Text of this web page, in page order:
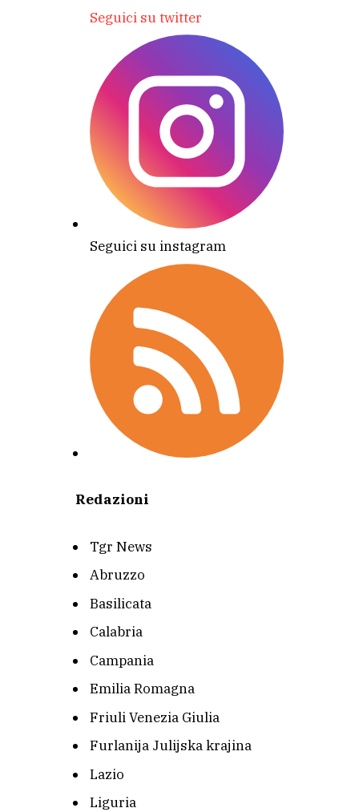
Seguici su twitter
Seguici su instagram
Redazioni
Tgr News
Abruzzo
Basilicata
Calabria
Campania
Emilia Romagna
Friuli Venezia Giulia
Furlanija Julijska krajina
Lazio
Liguria